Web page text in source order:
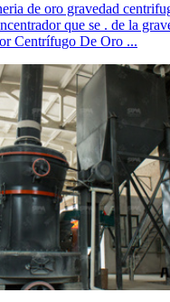
de oro gravedad
que se . de la
Centrífugo De Oro ...